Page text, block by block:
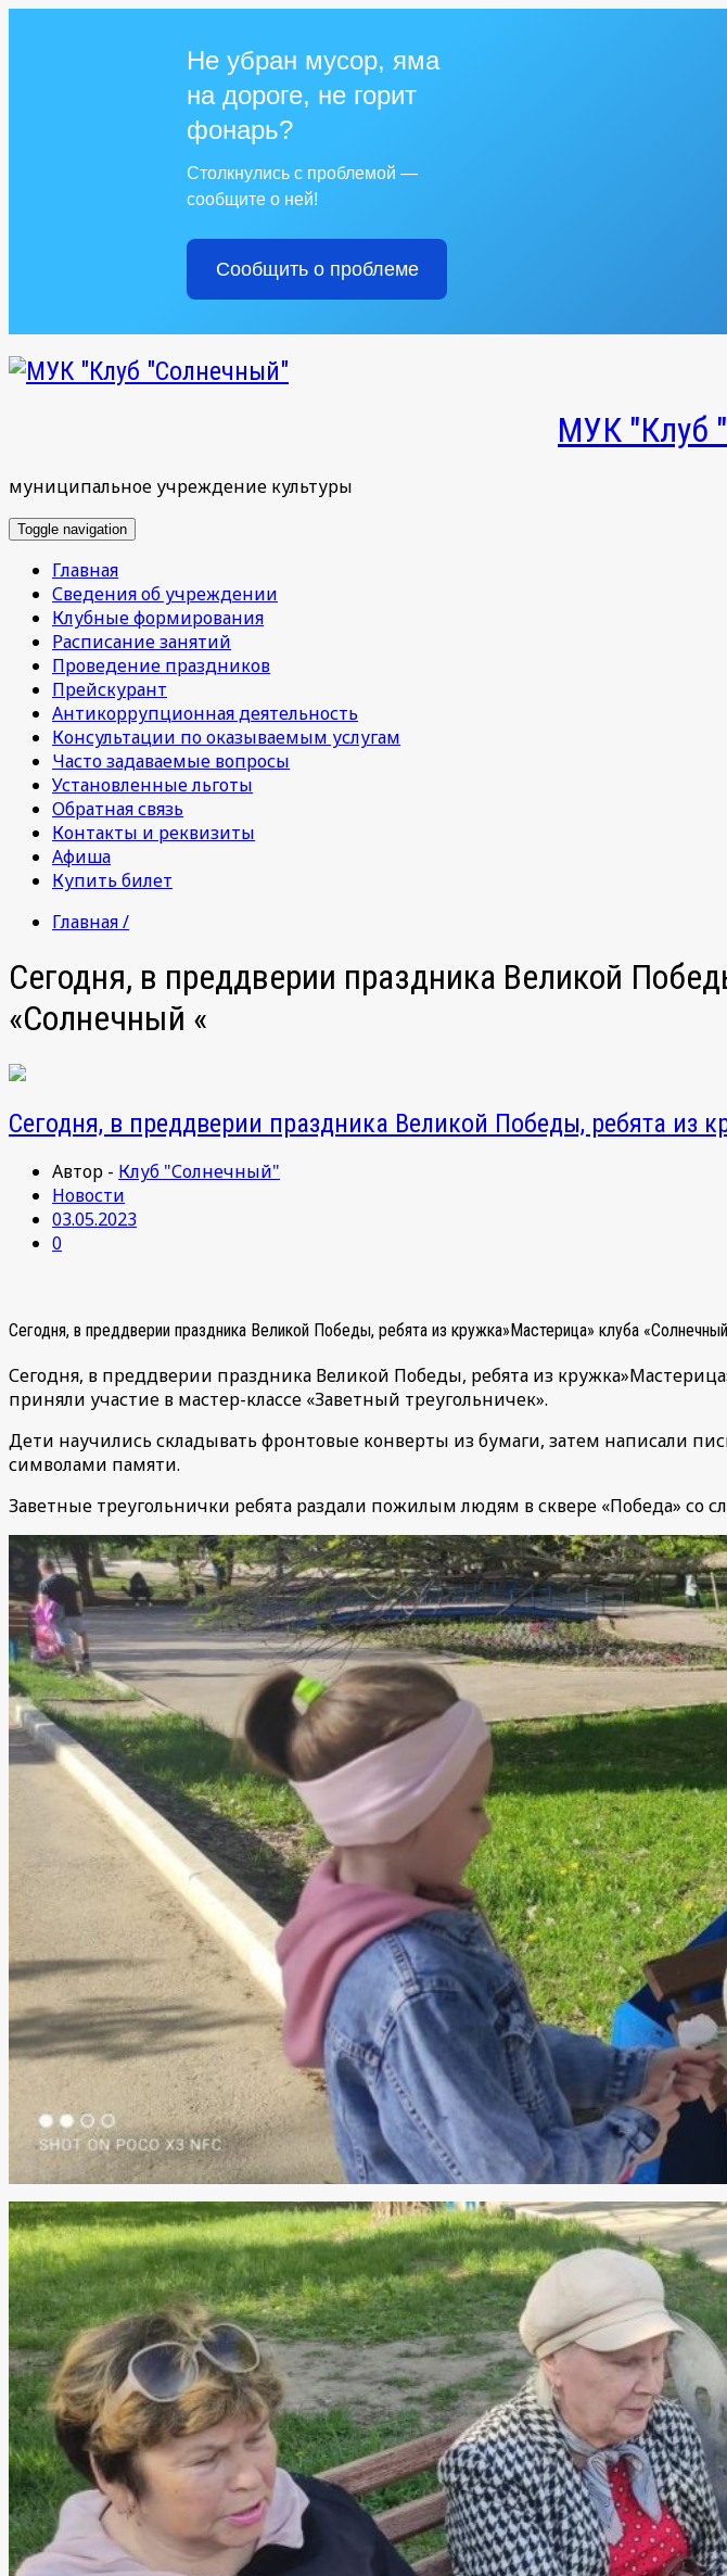
Не убран мусор, яма
на дороге, не горит
фонарь?
Столкнулись с проблемой —
сообщите о ней!
Сообщить о проблеме
МУК "Клуб
муниципальное учреждение культуры
Toggle navigation
Главная
Сведения об учреждении
Клубные формирования
Расписание занятий
Проведение праздников
Прейскурант
Антикоррупционная деятельность
Консультации по оказываемым услугам
Часто задаваемые вопросы
Установленные льготы
Обратная связь
Контакты и реквизиты
Афиша
Купить билет
Главная /
Сегодня, в преддверии праздника Великой
«Солнечный «
Сегодня, в преддверии праздника Великой Победы, ребята из
Автор - Клуб "Солнечный"
Новости
03.05.2023
0
Сегодня, в преддверии праздника Великой Победы, ребята из кружка»Мастерица» клуба
Сегодня, в преддверии праздника Великой Победы, ребята из
приняли участие в мастер-классе «Заветный треугольничек».
Дети научились складывать фронтовые конверты из бумаги, затем написали
символами памяти.
Заветные треугольнички ребята раздали пожилым людям в сквере «Победа» со